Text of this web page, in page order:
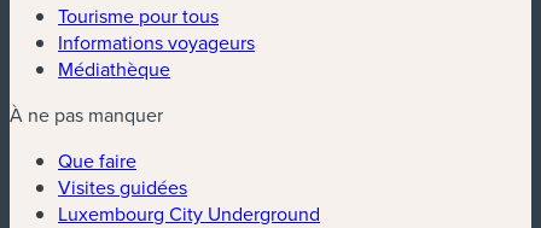
Tourisme pour tous
Informations voyageurs
Médiathèque
À ne pas manquer
Que faire
Visites guidées
Luxembourg City Underground